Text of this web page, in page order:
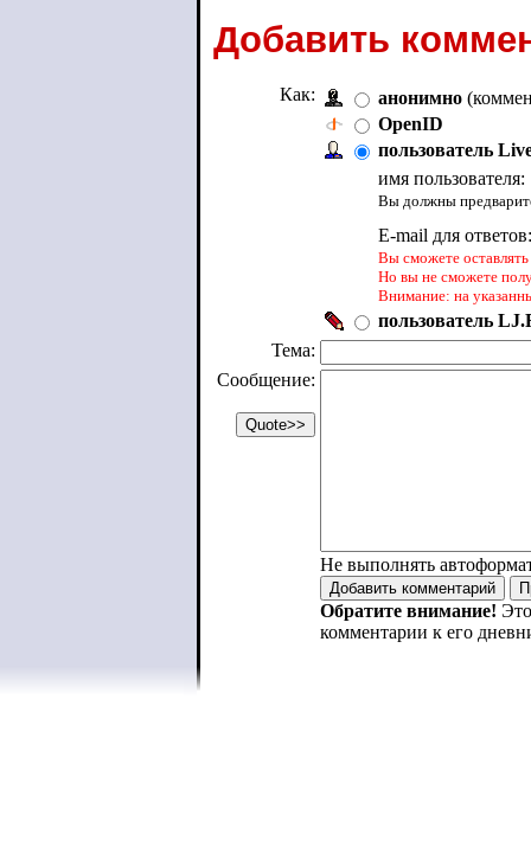
Добавить
Как: анонимно
OpenID
пользователь
имя пользователя:
Вы должны
E-mail для
Вы сможете
Но вы не сможете
Внимание: на
пользователь
Тема:
Сообщение:
Не выполнять
Обратите внимание!
комментарии к его